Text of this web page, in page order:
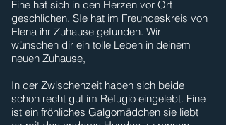
Fine hat sich in den Herzen vor Ort
geschlichen. SIe hat im Freundeskreis von
Elena ihr Zuhause gefunden. Wir
wünschen dir ein tolle Leben in deinem
neuen Zuhause,
In der Zwischenzeit haben sich beide
schon recht gut im Refugio eingelebt. Fine
ist ein fröhliches Galgomädchen sie liebt